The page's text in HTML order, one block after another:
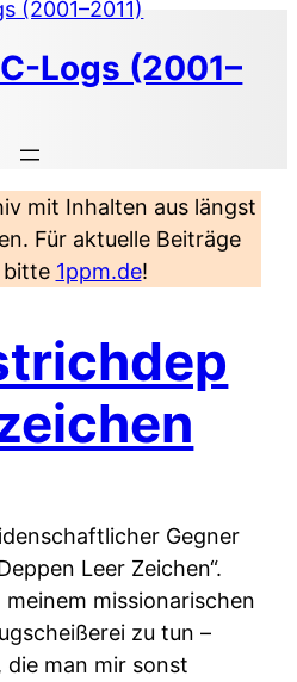
Logs (2001–
mit Inhalten aus längst
Für aktuelle Beiträge
bitte 1ppm.de!
Gegner
Leer Zeichen“.
missionarischen
zu tun –
man mir sonst